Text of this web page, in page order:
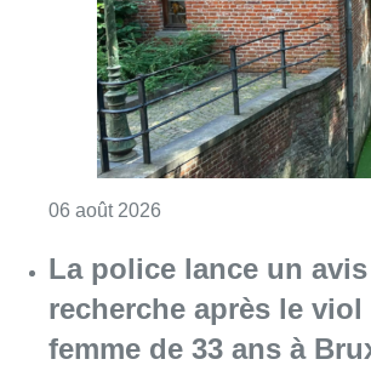
femme de 33 ans à